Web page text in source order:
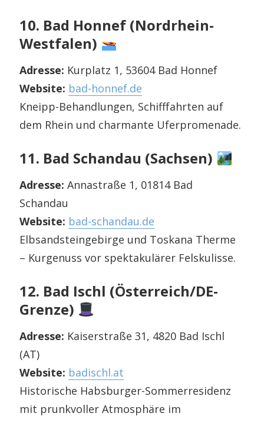
10. Bad Honnef (Nordrhein-
Westfalen)
Adresse: Kurplatz 1, 53604 Bad Honnef
Website: bad-honnef.de
Kneipp­-Behandlungen, Schifffahrten auf
dem Rhein und charmante Uferpromenade.
11. Bad Schandau (Sachsen)
Adresse: Annastraße 1, 01814 Bad
Schandau
Website: bad-schandau.de
Elbsandsteingebirge und Toskana Therme
– Kurgenuss vor spektakulärer Felskulisse.
12. Bad Ischl (Österreich/DE-
Grenze)
Adresse: Kaiserstraße 31, 4820 Bad Ischl
(AT)
Website: badischl.at
Historische Habsburger-Sommerresidenz
mit prunkvoller Atmosphäre im